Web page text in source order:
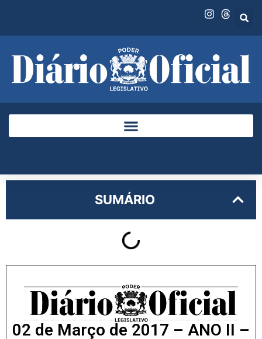
SUMÁRIO
02 de Março de 2017 – ANO II –